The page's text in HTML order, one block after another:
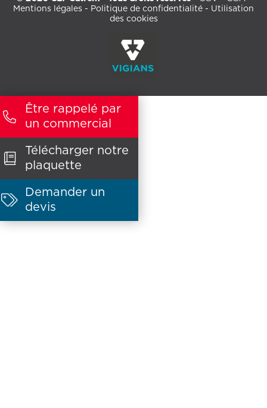
Mentions légales - Politique de confidentialité - Utilisation
des cookies

Être rappelé par
un commercial

Télécharger notre
plaquette

Demander un
devis